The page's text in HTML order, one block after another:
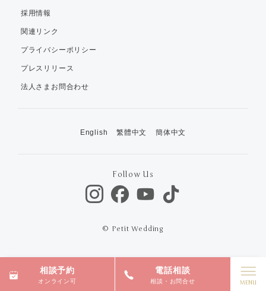
相談予約
オンライン可
電話相談
相談・お問合せ
採用情報
関連リンク
プライバシーポリシー
プレスリリース
法人さまお問合わせ
English 繁體中文 簡体中文
Follow Us
© Petit Wedding